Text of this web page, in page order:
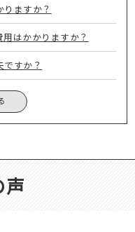
ますか？
はかかりますか？
すか？
声